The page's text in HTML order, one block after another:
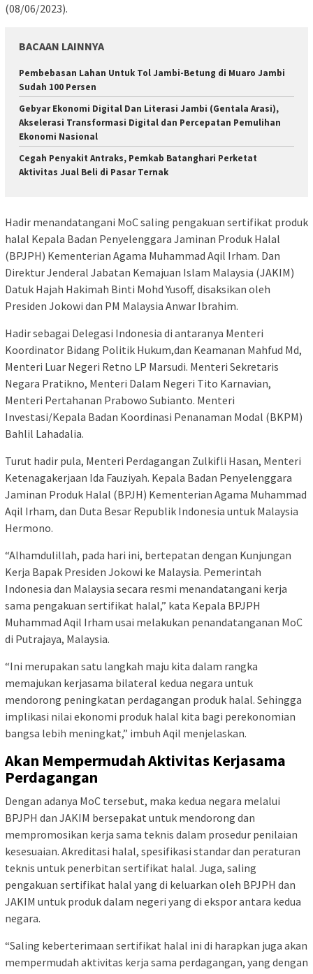
(08/06/2023).
BACAAN LAINNYA
Pembebasan Lahan Untuk Tol Jambi-Betung di Muaro Jambi
Sudah 100 Persen
Gebyar Ekonomi Digital Dan Literasi Jambi (Gentala Arasi),
Akselerasi Transformasi Digital dan Percepatan Pemulihan
Ekonomi Nasional
Cegah Penyakit Antraks, Pemkab Batanghari Perketat
Aktivitas Jual Beli di Pasar Ternak
Hadir menandatangani MoC saling pengakuan sertifikat produk
halal Kepala Badan Penyelenggara Jaminan Produk Halal
(BPJPH) Kementerian Agama Muhammad Aqil Irham. Dan
Direktur Jenderal Jabatan Kemajuan Islam Malaysia (JAKIM)
Datuk Hajah Hakimah Binti Mohd Yusoff, disaksikan oleh
Presiden Jokowi dan PM Malaysia Anwar Ibrahim.
Hadir sebagai Delegasi Indonesia di antaranya Menteri
Koordinator Bidang Politik Hukum,dan Keamanan Mahfud Md,
Menteri Luar Negeri Retno LP Marsudi. Menteri Sekretaris
Negara Pratikno, Menteri Dalam Negeri Tito Karnavian,
Menteri Pertahanan Prabowo Subianto. Menteri
Investasi/Kepala Badan Koordinasi Penanaman Modal (BKPM)
Bahlil Lahadalia.
Turut hadir pula, Menteri Perdagangan Zulkifli Hasan, Menteri
Ketenagakerjaan Ida Fauziyah. Kepala Badan Penyelenggara
Jaminan Produk Halal (BPJH) Kementerian Agama Muhammad
Aqil Irham, dan Duta Besar Republik Indonesia untuk Malaysia
Hermono.
“Alhamdulillah, pada hari ini, bertepatan dengan Kunjungan
Kerja Bapak Presiden Jokowi ke Malaysia. Pemerintah
Indonesia dan Malaysia secara resmi menandatangani kerja
sama pengakuan sertifikat halal,” kata Kepala BPJPH
Muhammad Aqil Irham usai melakukan penandatanganan MoC
di Putrajaya, Malaysia.
“Ini merupakan satu langkah maju kita dalam rangka
memajukan kerjasama bilateral kedua negara untuk
mendorong peningkatan perdagangan produk halal. Sehingga
implikasi nilai ekonomi produk halal kita bagi perekonomian
bangsa lebih meningkat,” imbuh Aqil menjelaskan.
Akan Mempermudah Aktivitas Kerjasama
Perdagangan
Dengan adanya MoC tersebut, maka kedua negara melalui
BPJPH dan JAKIM bersepakat untuk mendorong dan
mempromosikan kerja sama teknis dalam prosedur penilaian
kesesuaian. Akreditasi halal, spesifikasi standar dan peraturan
teknis untuk penerbitan sertifikat halal. Juga, saling
pengakuan sertifikat halal yang di keluarkan oleh BPJPH dan
JAKIM untuk produk dalam negeri yang di ekspor antara kedua
negara.
“Saling keberterimaan sertifikat halal ini di harapkan juga akan
mempermudah aktivitas kerja sama perdagangan, yang dengan